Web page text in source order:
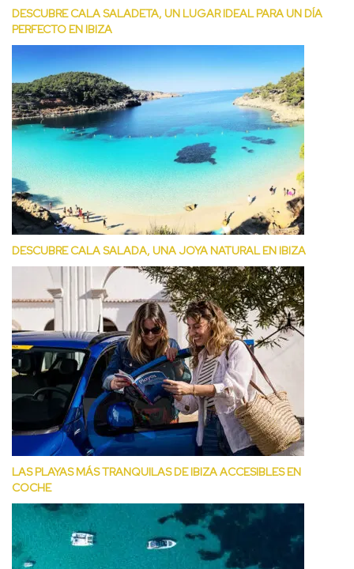
DESCUBRE CALA SALADETA, UN LUGAR IDEAL PARA UN DÍA
PERFECTO EN IBIZA
DESCUBRE CALA SALADA, UNA JOYA NATURAL EN IBIZA
LAS PLAYAS MÁS TRANQUILAS DE IBIZA ACCESIBLES EN
COCHE